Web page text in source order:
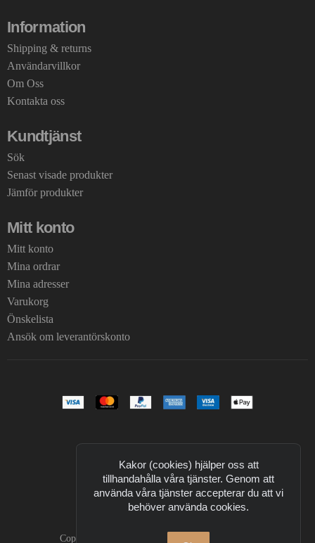
Information
Shipping & returns
Användarvillkor
Om Oss
Kontakta oss
Kundtjänst
Sök
Senast visade produkter
Jämför produkter
Mitt konto
Mitt konto
Mina ordrar
Mina adresser
Varukorg
Önskelista
Ansök om leverantörskonto
Copyright © 2026 T Design. All Rights Reserved.
Kakor (cookies) hjälper oss att
tillhandahålla våra tjänster. Genom att
använda våra tjänster accepterar du att vi
behöver använda cookies.